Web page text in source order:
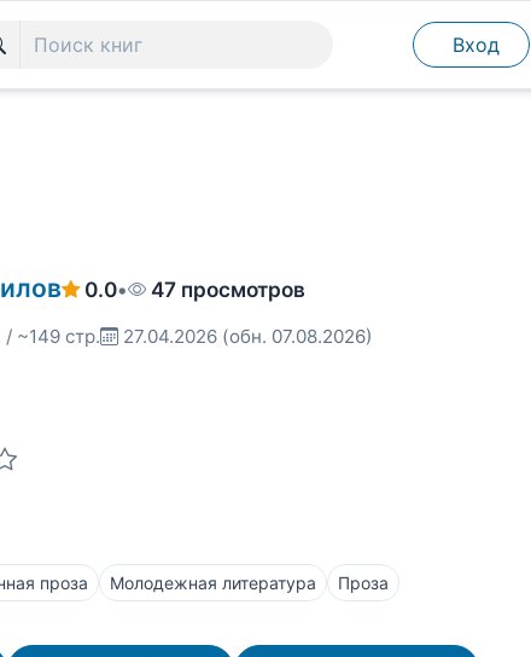
Вход
0.0• 47 просмотров
~149 стр. 27.04.2026 (обн. 07.08.2026)
проза Молодежная литература Проза